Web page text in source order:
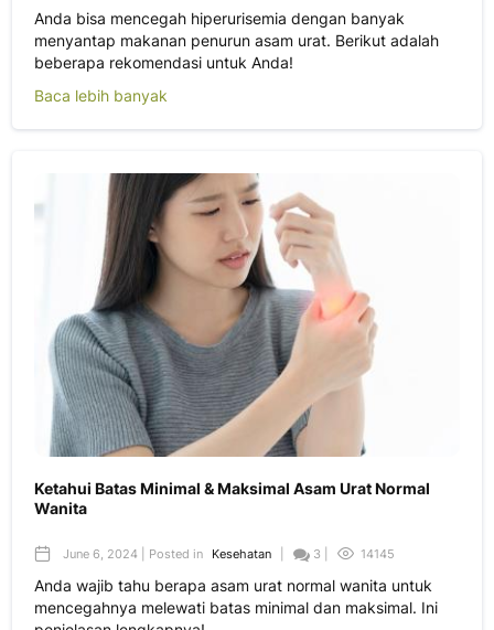
Anda bisa mencegah hiperurisemia dengan banyak
menyantap makanan penurun asam urat. Berikut adalah
beberapa rekomendasi untuk Anda!
Baca lebih banyak
Ketahui Batas Minimal & Maksimal Asam Urat Normal
Wanita
June 6, 2024 | Posted in Kesehatan 3 | 14145
Anda wajib tahu berapa asam urat normal wanita untuk
mencegahnya melewati batas minimal dan maksimal. Ini